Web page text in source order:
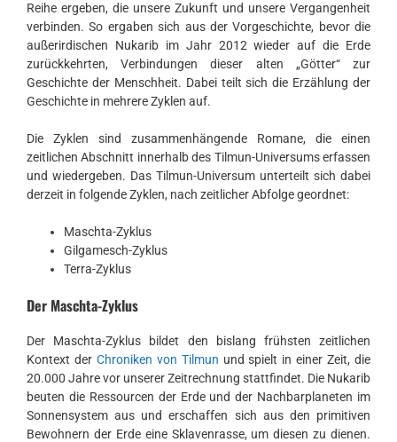
Reihe ergeben, die unsere Zukunft und unsere Vergangenheit
verbinden. So ergaben sich aus der Vorgeschichte, bevor die
außerirdischen Nukarib im Jahr 2012 wieder auf die Erde
zurückkehrten, Verbindungen dieser alten „Götter“ zur
Geschichte der Menschheit. Dabei teilt sich die Erzählung der
Geschichte in mehrere Zyklen auf.
Die Zyklen sind zusammenhängende Romane, die einen
zeitlichen Abschnitt innerhalb des Tilmun-Universums erfassen
und wiedergeben. Das Tilmun-Universum unterteilt sich dabei
derzeit in folgende Zyklen, nach zeitlicher Abfolge geordnet:
Maschta-Zyklus
Gilgamesch-Zyklus
Terra-Zyklus
Der Maschta-Zyklus
Der Maschta-Zyklus bildet den bislang frühsten zeitlichen
Kontext der Chroniken von Tilmun und spielt in einer Zeit, die
20.000 Jahre vor unserer Zeitrechnung stattfindet. Die Nukarib
beuten die Ressourcen der Erde und der Nachbarplaneten im
Sonnensystem aus und erschaffen sich aus den primitiven
Bewohnern der Erde eine Sklavenrasse, um diesen zu dienen.